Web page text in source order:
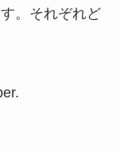
。それぞれど